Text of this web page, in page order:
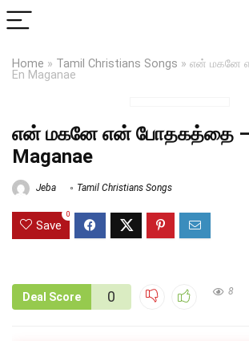
Home » Tamil Christians Songs » என் மகனே
En Maganae
என் மகனே என் போதகத்தை –
Maganae
Jeba Tamil Christians Songs
Save
0
Deal Score 0 8